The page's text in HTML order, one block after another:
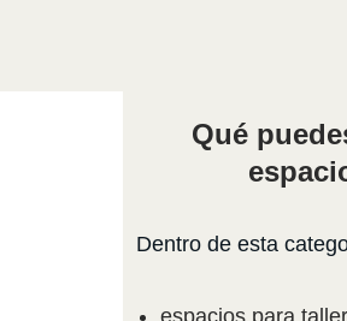
Qué
Dentro de esta
espacios para